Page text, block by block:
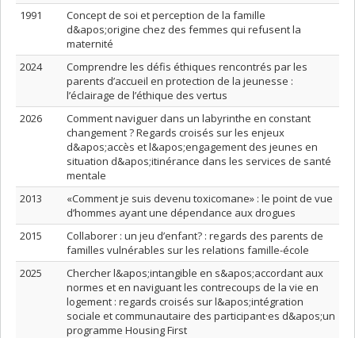
1991
Concept de soi et perception de la famille
d&apos;origine chez des femmes qui refusent la
maternité
2024
Comprendre les défis éthiques rencontrés par les
parents d’accueil en protection de la jeunesse :
l’éclairage de l’éthique des vertus
2026
Comment naviguer dans un labyrinthe en constant
changement ? Regards croisés sur les enjeux
d&apos;accès et l&apos;engagement des jeunes en
situation d&apos;itinérance dans les services de santé
mentale
2013
«Comment je suis devenu toxicomane» : le point de vue
d’hommes ayant une dépendance aux drogues
2015
Collaborer : un jeu d’enfant? : regards des parents de
familles vulnérables sur les relations famille-école
2025
Chercher l&apos;intangible en s&apos;accordant aux
normes et en naviguant les contrecoups de la vie en
logement : regards croisés sur l&apos;intégration
sociale et communautaire des participant·es d&apos;un
programme Housing First